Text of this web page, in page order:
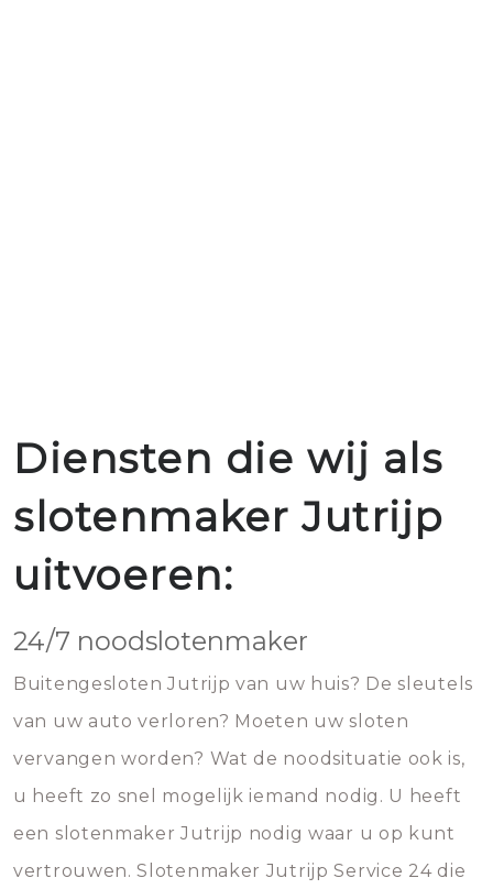
Diensten die wij als
slotenmaker Jutrijp
uitvoeren:
24/7 noodslotenmaker
Buitengesloten Jutrijp van uw huis? De sleutels
van uw auto verloren? Moeten uw sloten
vervangen worden? Wat de noodsituatie ook is,
u heeft zo snel mogelijk iemand nodig. U heeft
een slotenmaker Jutrijp nodig waar u op kunt
vertrouwen. Slotenmaker Jutrijp Service 24 die